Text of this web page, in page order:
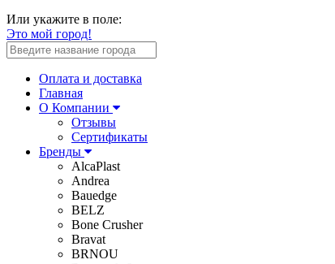
Или укажите в поле:
Это мой город!
Оплата и доставка
Главная
О Компании
Отзывы
Сертификаты
Бренды
AlcaPlast
Andrea
Bauedge
BELZ
Bone Crusher
Bravat
BRNOU